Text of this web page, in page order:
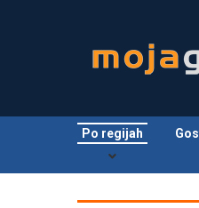
Po regijah